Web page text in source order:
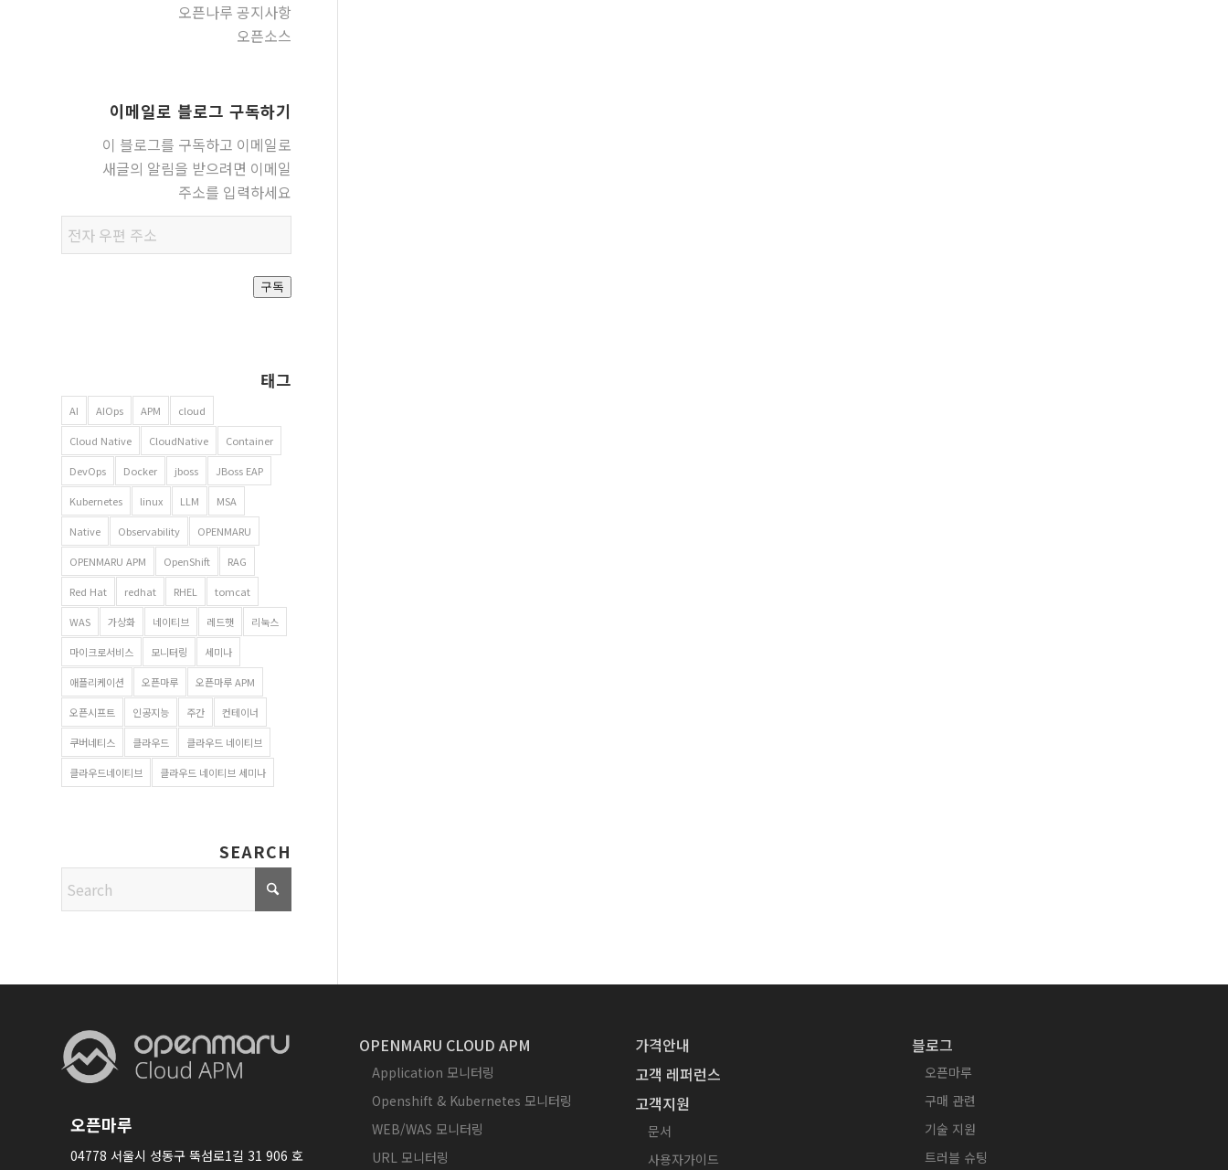
오픈나루 공지사항
오픈소스
이메일로 블로그 구독하기
이 블로그를 구독하고 이메일로
새글의 알림을 받으려면 이메일
주소를 입력하세요
우편
주소
구독
태그
AI AIOps APM cloud
Cloud Native CloudNative Container
DevOps Docker jboss JBoss EAP
Kubernetes linux LLM MSA
Native Observability OPENMARU
OPENMARU APM OpenShift RAG
Red Hat redhat RHEL tomcat
WAS 가상화 네이티브 레드햇 리눅스
마이크로서비스 모니터링 세미나
애플리케이션 오픈마루 오픈마루 APM
오픈시프트 인공지능 주간 컨테이너
쿠버네티스 클라우드 클라우드 네이티브
클라우드네이티브 클라우드 네이티브 세미나
SEARCH
오픈마루
04778 서울시 성동구 뚝섬로1길 31 906 호
OPENMARU CLOUD APM
Application 모니터링
Openshift & Kubernetes 모니터링
WEB/WAS 모니터링
URL 모니터링
가격안내
고객 레퍼런스
고객지원
문서
사용자가이드
블로그
오픈마루
구매 관련
기술 지원
트러블 슈팅